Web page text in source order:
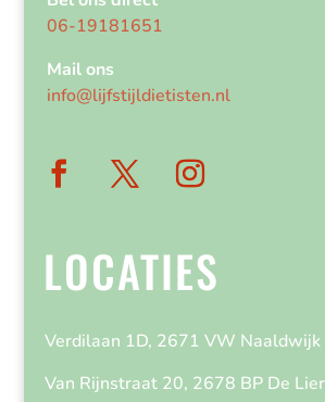
06-19181651
Mail ons
info@lijfstijldietisten.nl
LOCATIES
Verdilaan 1D, 2671 VW Naaldwijk
Van Rijnstraat 20, 2678 BP De Lier